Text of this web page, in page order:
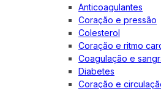
Anticoagulantes
Coração e pressão
Colesterol
Coração e ritmo
Coagulação e
Diabetes
Coração e